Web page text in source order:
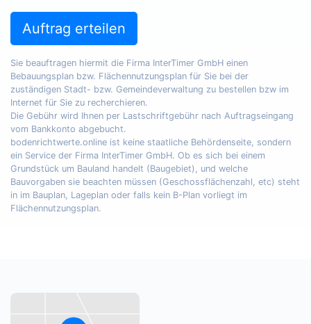
Auftrag erteilen
Sie beauftragen hiermit die Firma InterTimer GmbH einen
Bebauungsplan bzw. Flächennutzungsplan für Sie bei der
zuständigen Stadt- bzw. Gemeindeverwaltung zu bestellen bzw im
Internet für Sie zu recherchieren.
Die Gebühr wird Ihnen per Lastschriftgebühr nach Auftragseingang
vom Bankkonto abgebucht.
bodenrichtwerte.online ist keine staatliche Behördenseite, sondern
ein Service der Firma InterTimer GmbH. Ob es sich bei einem
Grundstück um Bauland handelt (Baugebiet), und welche
Bauvorgaben sie beachten müssen (Geschossflächenzahl, etc) steht
in im Bauplan, Lageplan oder falls kein B-Plan vorliegt im
Flächennutzungsplan.